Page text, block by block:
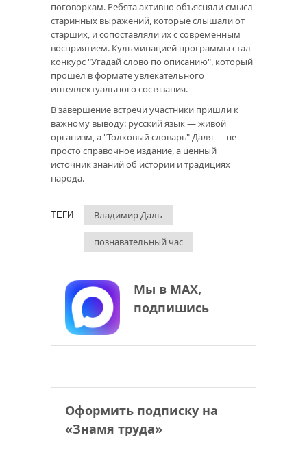
поговоркам. Ребята активно объясняли смысл
старинных выражений, которые слышали от
старших, и сопоставляли их с современным
восприятием. Кульминацией программы стал
конкурс "Угадай слово по описанию", который
прошёл в формате увлекательного
интеллектуального состязания.
В завершение встречи участники пришли к
важному выводу: русский язык — живой
организм, а "Толковый словарь" Даля — не
просто справочное издание, а ценный
источник знаний об истории и традициях
народа.
ТЕГИ Владимир Даль
познавательный час
Мы в МАХ,
подпишись
Оформить подписку на
«Знамя труда»